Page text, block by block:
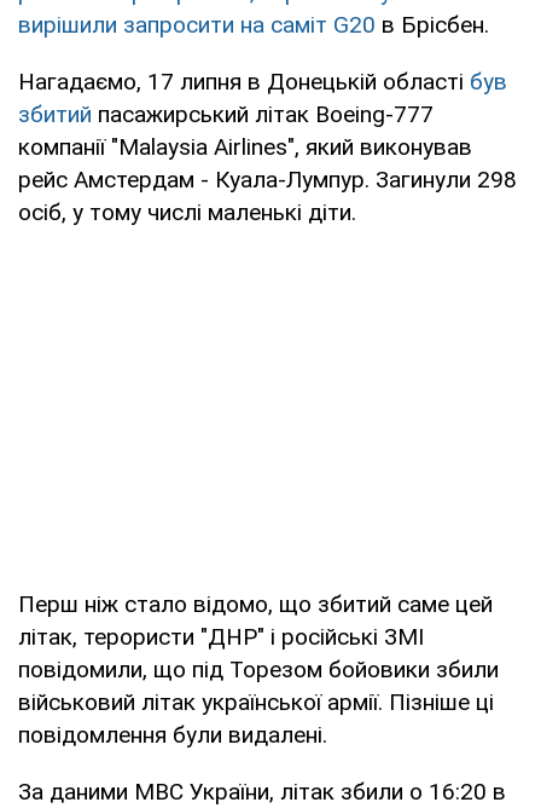
вирішили запросити на саміт G20 в Брісбен.
Нагадаємо, 17 липня в Донецькій області був
збитий пасажирський літак Boeing-777
компанії "Malaysia Airlines", який виконував
рейс Амстердам - Куала-Лумпур. Загинули 298
осіб, у тому числі маленькі діти.
Перш ніж стало відомо, що збитий саме цей
літак, терористи "ДНР" і російські ЗМІ
повідомили, що під Торезом бойовики збили
військовий літак української армії. Пізніше ці
повідомлення були видалені.
За даними МВС України, літак збили о 16:20 в